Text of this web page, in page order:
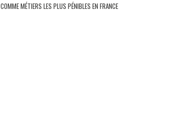
COMME MÉTIERS LES PLUS PÉNIBLES EN FRANCE